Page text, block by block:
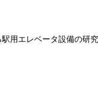
用エレベータ設備の研